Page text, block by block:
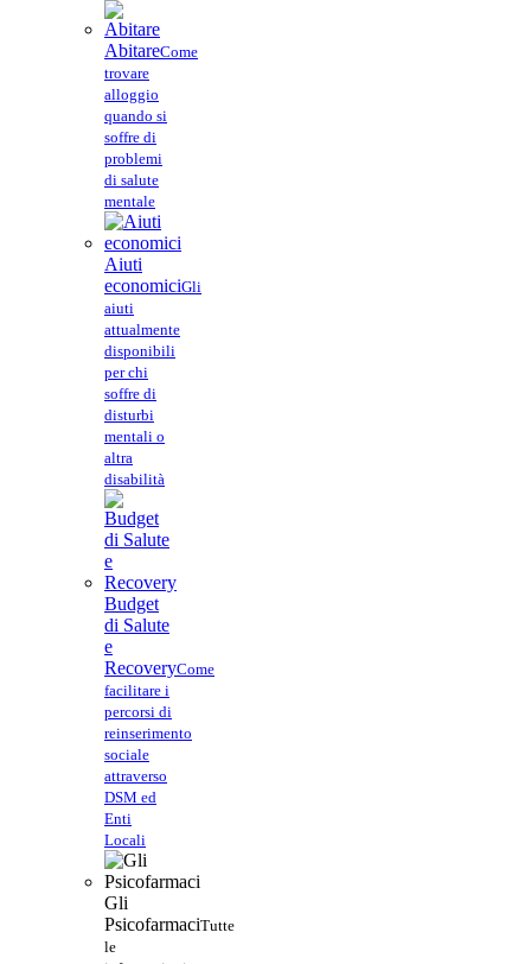
AbitareCome
trovare
alloggio
quando si
soffre di
problemi
di salute
mentale
Aiuti
economiciGli
aiuti
attualmente
disponibili
per chi
soffre di
disturbi
mentali o
altra
disabilità
Budget
di Salute
e
RecoveryCome
facilitare i
percorsi di
reinserimento
sociale
attraverso
DSM ed
Enti
Locali
Gli
PsicofarmaciTutte
le